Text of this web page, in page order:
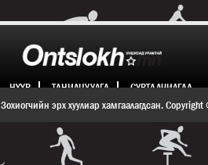
НҮҮР ТАНИЛЦУУЛГА СУРТАЛЧИЛГАА
ХОЛБОО БАРИХ
Зохиогчийн эрх хуулиар хамгаалагдсан.